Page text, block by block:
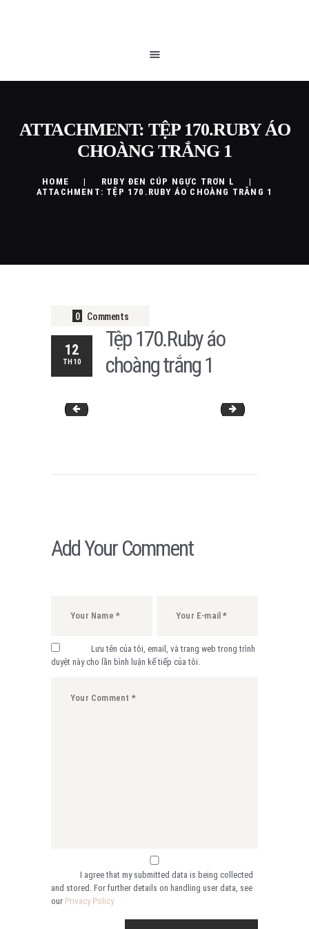
ATTACHMENT: TỆP 170.RUBY ÁO
CHOÀNG TRẮNG 1
HOME
RUBY ĐEN CÚP NGỰC TRƠN L
ATTACHMENT: TỆP 170.RUBY ÁO CHOÀNG TRẮNG 1
CHÍNH SÁCH
0 Comments
12
TH10
Tệp 170.Ruby áo
choàng trắng 1
Tệp 172.Ruby đen cúp ngực trơn L Tệp 177. Ruby
Add Your Comment
Lưu tên của tôi, email, và trang web trong trình
duyệt này cho lần bình luận kế tiếp của tôi.
I agree that my submitted data is being collected
and stored. For further details on handling user data, see
our Privacy Policy